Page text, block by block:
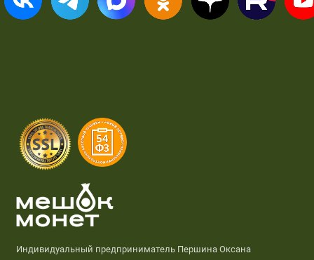
Индивидуальный предприниматель Першина Оксана